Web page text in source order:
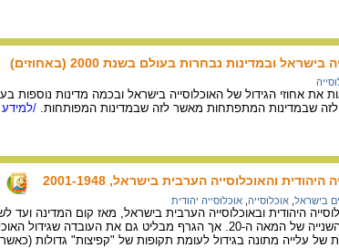
ובמדינות נבחרות בעולם בשנת 2000 (באחוזים)
לזה שבמדינות המתפתחות מאשר לזה שבמדינות המפותחות. /
והאוכלוסייה הערבית בישראל, 2001-1948
בישראל אוכלוסייה אוכלוסייה יהודית
במהלך המחצית השנייה של המאה ה-20. אך הגרף מבליט גם את
של עלייה מתונה בגידול לעומת תקופות של "קפיצות" גדולות